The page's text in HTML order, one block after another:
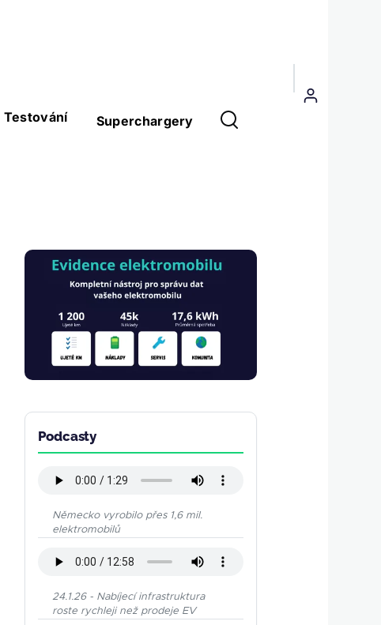
Testování Superchargery
Menu
uživatelského
Obrázek
Podcasty
Německo vyrobilo přes 1,6 mil.
elektromobilů
24.1.26 - Nabíjecí infrastruktura
roste rychleji než prodeje EV